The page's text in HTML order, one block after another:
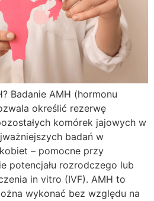
Badanie AMH (hormonu
określić rezerwę
komórek jajowych w
badań w
– pomocne przy
potencjału rozrodczego lub
in vitro (IVF). AMH to
wykonać bez względu na